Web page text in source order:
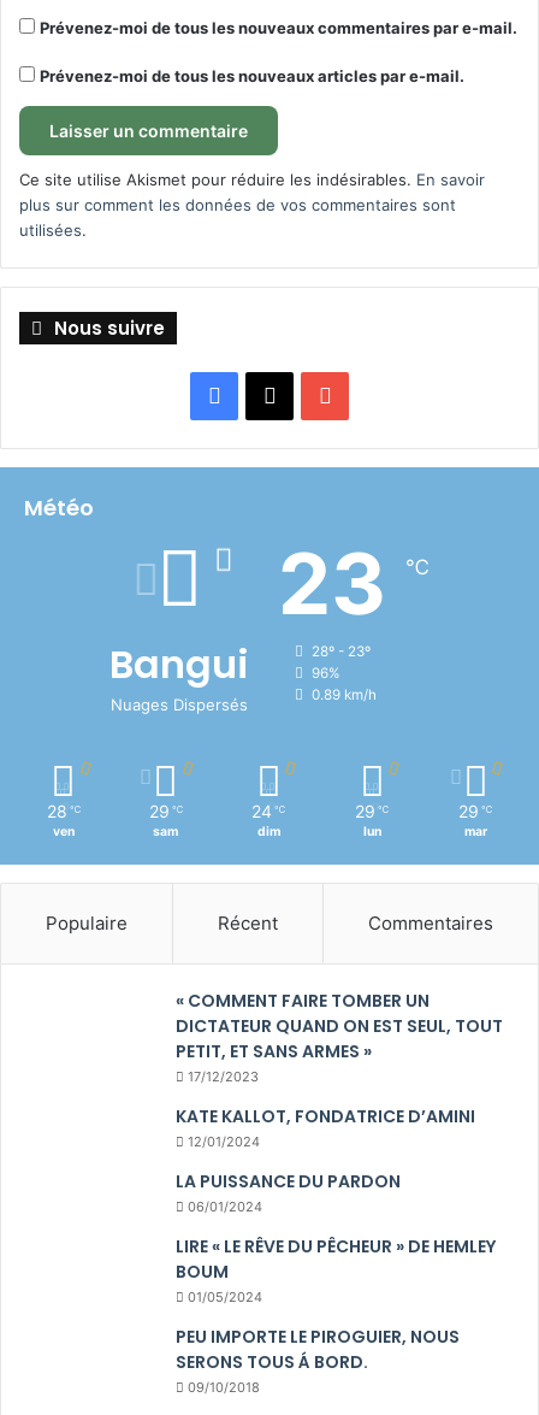
Prévenez-moi de tous les nouveaux commentaires par e-mail.
Prévenez-moi de tous les nouveaux articles par e-mail.
Ce site utilise Akismet pour réduire les indésirables. En savoir
plus sur comment les données de vos commentaires sont
utilisées.
Nous suivre
Facebook
X
Météo
Bangui
Nuages Dispersés
23 ℃
28º - 23º
96%
0.89 km/h
28 ℃
ven
29 ℃
sam
24 ℃
dim
29 ℃
lun
29 ℃
mar
Populaire Récent Commentaires
« COMMENT FAIRE TOMBER UN
DICTATEUR QUAND ON EST SEUL, TOUT
PETIT, ET SANS ARMES »
17/12/2023
KATE KALLOT, FONDATRICE D’AMINI
12/01/2024
LA PUISSANCE DU PARDON
06/01/2024
LIRE « LE RÊVE DU PÊCHEUR » DE HEMLEY
BOUM
01/05/2024
PEU IMPORTE LE PIROGUIER, NOUS
SERONS TOUS Á BORD.
09/10/2018